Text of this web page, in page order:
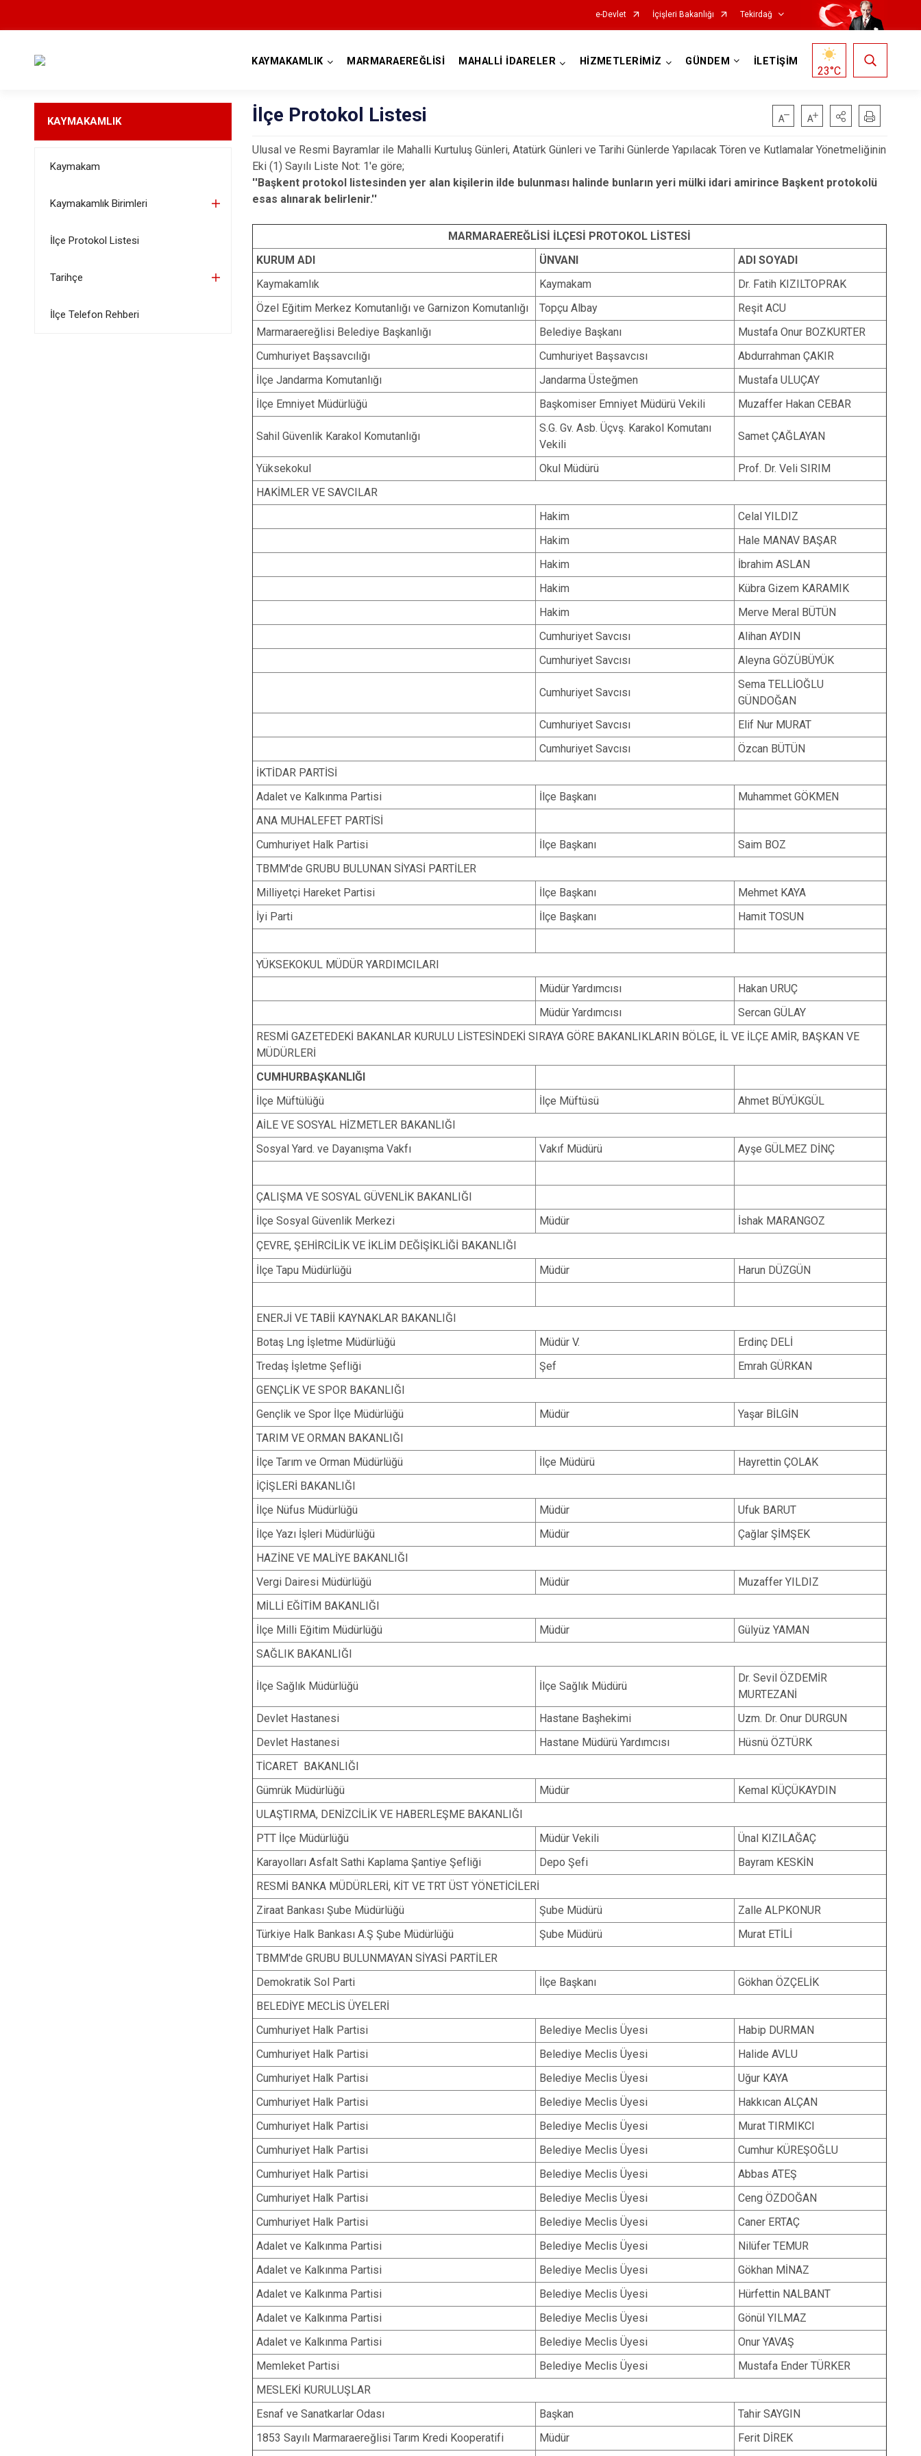
e-Devlet İçişleri Bakanlığı Tekirdağ
Çerkezköy
Çorlu
Hayrabolu
Malkara
Marmaraereğlisi
Muratlı
Saray
Şarköy
Süleymanpaşa
Ergene
Kapaklı
KAYMAKAMLIK MARMARAEREĞLİSİ MAHALLİ İDARELER HİZMETLERİMİZ GÜNDEM İLETİŞİM
23°C
KAYMAKAMLIK
Kaymakam
Kaymakamlık Birimleri
İlçe Protokol Listesi
Tarihçe
İlçe Telefon Rehberi
İlçe Protokol Listesi
Ulusal ve Resmi Bayramlar ile Mahalli Kurtuluş Günleri, Atatürk Günleri ve Tarihi Günlerde Yapılacak Tören ve Kutlamalar Yönetmeliğinin
Eki (1) Sayılı Liste Not: 1'e göre;
''Başkent protokol listesinden yer alan kişilerin ilde bulunması halinde bunların yeri mülki idari amirince Başkent protokolü
esas alınarak belirlenir.''
MARMARAEREĞLİSİ İLÇESİ PROTOKOL LİSTESİ
KURUM ADI
ÜNVANI
ADI SOYADI
Kaymakamlık
Kaymakam
Dr. Fatih KIZILTOPRAK
Özel Eğitim Merkez Komutanlığı ve Garnizon Komutanlığı
Topçu Albay
Reşit ACU
Marmaraereğlisi Belediye Başkanlığı
Belediye Başkanı
Mustafa Onur BOZKURTER
Cumhuriyet Başsavcılığı
Cumhuriyet Başsavcısı
Abdurrahman ÇAKIR
İlçe Jandarma Komutanlığı
Jandarma Üsteğmen
Mustafa ULUÇAY
İlçe Emniyet Müdürlüğü
Başkomiser Emniyet Müdürü Vekili Muzaffer Hakan CEBAR
Sahil Güvenlik Karakol Komutanlığı
S.G. Gv. Asb. Üçvş. Karakol Komutanı
Vekili
Samet ÇAĞLAYAN
Yüksekokul Okul Müdürü
Prof. Dr. Veli SIRIM
HAKİMLER VE SAVCILAR
Hakim
Celal YILDIZ
Hakim
Hale MANAV BAŞAR
Hakim
İbrahim ASLAN
Hakim
Kübra Gizem KARAMIK
Hakim
Merve Meral BÜTÜN
Cumhuriyet Savcısı
Alihan AYDIN
Cumhuriyet Savcısı
Aleyna GÖZÜBÜYÜK
Cumhuriyet Savcısı
Sema TELLİOĞLU
GÜNDOĞAN
Cumhuriyet Savcısı
Elif Nur MURAT
Cumhuriyet Savcısı
Özcan BÜTÜN
İKTİDAR PARTİSİ
Adalet ve Kalkınma Partisi
İlçe Başkanı
Muhammet GÖKMEN
ANA MUHALEFET PARTİSİ
Cumhuriyet Halk Partisi
İlçe Başkanı
Saim BOZ
TBMM'de GRUBU BULUNAN SİYASİ PARTİLER
Milliyetçi Hareket Partisi
İlçe Başkanı
Mehmet KAYA
İyi Parti
İlçe Başkanı Hamit TOSUN
YÜKSEKOKUL MÜDÜR YARDIMCILARI
Müdür Yardımcısı
Hakan URUÇ
Müdür Yardımcısı
Sercan GÜLAY
RESMİ GAZETEDEKİ BAKANLAR KURULU LİSTESİNDEKİ SIRAYA GÖRE BAKANLIKLARIN BÖLGE, İL VE İLÇE AMİR, BAŞKAN VE
MÜDÜRLERİ
CUMHURBAŞKANLIĞI
İlçe Müftülüğü
İlçe Müftüsü
Ahmet BÜYÜKGÜL
AİLE VE SOSYAL HİZMETLER BAKANLIĞI
Sosyal Yard. ve Dayanışma Vakfı
Vakıf Müdürü Ayşe GÜLMEZ DİNÇ
ÇALIŞMA VE SOSYAL GÜVENLİK BAKANLIĞI
İlçe Sosyal Güvenlik Merkezi
Müdür
İshak MARANGOZ
ÇEVRE, ŞEHİRCİLİK VE İKLİM DEĞİŞİKLİĞİ BAKANLIĞI
İlçe Tapu Müdürlüğü
Müdür Harun DÜZGÜN
ENERJİ VE TABİİ KAYNAKLAR BAKANLIĞI
Botaş Lng İşletme Müdürlüğü
Müdür V.
Erdinç DELİ
Tredaş İşletme Şefliği
Şef
Emrah GÜRKAN
GENÇLİK VE SPOR BAKANLIĞI
Gençlik ve Spor İlçe Müdürlüğü
Müdür
Yaşar BİLGİN
TARIM VE ORMAN BAKANLIĞI
İlçe Tarım ve Orman Müdürlüğü
İlçe Müdürü
Hayrettin ÇOLAK
İÇİŞLERİ BAKANLIĞI
İlçe Nüfus Müdürlüğü
Müdür
Ufuk BARUT
İlçe Yazı İşleri Müdürlüğü
Müdür
Çağlar ŞİMŞEK
HAZİNE VE MALİYE BAKANLIĞI
Vergi Dairesi Müdürlüğü
Müdür
Muzaffer YILDIZ
MİLLİ EĞİTİM BAKANLIĞI
İlçe Milli Eğitim Müdürlüğü
Müdür
Gülyüz YAMAN
SAĞLIK BAKANLIĞI
İlçe Sağlık Müdürlüğü İlçe Sağlık Müdürü
Dr. Sevil ÖZDEMİR
MURTEZANİ
Devlet Hastanesi
Hastane Başhekimi
Uzm. Dr. Onur DURGUN
Devlet Hastanesi
Hastane Müdürü Yardımcısı
Hüsnü ÖZTÜRK
TİCARET BAKANLIĞI
Gümrük Müdürlüğü
Müdür
Kemal KÜÇÜKAYDIN
ULAŞTIRMA, DENİZCİLİK VE HABERLEŞME BAKANLIĞI
PTT İlçe Müdürlüğü
Müdür Vekili
Ünal KIZILAĞAÇ
Karayolları Asfalt Sathi Kaplama Şantiye Şefliği
Depo Şefi
Bayram KESKİN
RESMİ BANKA MÜDÜRLERİ, KİT VE TRT ÜST YÖNETİCİLERİ
Ziraat Bankası Şube Müdürlüğü
Şube Müdürü
Zalle ALPKONUR
Türkiye Halk Bankası A.Ş Şube Müdürlüğü
Şube Müdürü
Murat ETİLİ
TBMM'de GRUBU BULUNMAYAN SİYASİ PARTİLER
Demokratik Sol Parti
İlçe Başkanı
Gökhan ÖZÇELİK
BELEDİYE MECLİS ÜYELERİ
Cumhuriyet Halk Partisi
Belediye Meclis Üyesi
Habip DURMAN
Cumhuriyet Halk Partisi
Belediye Meclis Üyesi
Halide AVLU
Cumhuriyet Halk Partisi
Belediye Meclis Üyesi
Uğur KAYA
Cumhuriyet Halk Partisi
Belediye Meclis Üyesi
Hakkıcan ALÇAN
Cumhuriyet Halk Partisi
Belediye Meclis Üyesi
Murat TIRMIKCI
Cumhuriyet Halk Partisi
Belediye Meclis Üyesi
Cumhur KÜREŞOĞLU
Cumhuriyet Halk Partisi
Belediye Meclis Üyesi
Abbas ATEŞ
Cumhuriyet Halk Partisi
Belediye Meclis Üyesi
Ceng ÖZDOĞAN
Cumhuriyet Halk Partisi
Belediye Meclis Üyesi
Caner ERTAÇ
Adalet ve Kalkınma Partisi
Belediye Meclis Üyesi
Nilüfer TEMUR
Adalet ve Kalkınma Partisi
Belediye Meclis Üyesi
Gökhan MİNAZ
Adalet ve Kalkınma Partisi
Belediye Meclis Üyesi
Hürfettin NALBANT
Adalet ve Kalkınma Partisi
Belediye Meclis Üyesi
Gönül YILMAZ
Adalet ve Kalkınma Partisi
Belediye Meclis Üyesi
Onur YAVAŞ
Memleket Partisi
Belediye Meclis Üyesi
Mustafa Ender TÜRKER
MESLEKİ KURULUŞLAR
Esnaf ve Sanatkarlar Odası
Başkan
Tahir SAYGIN
1853 Sayılı Marmaraereğlisi Tarım Kredi Kooperatifi
Müdür
Ferit DİREK